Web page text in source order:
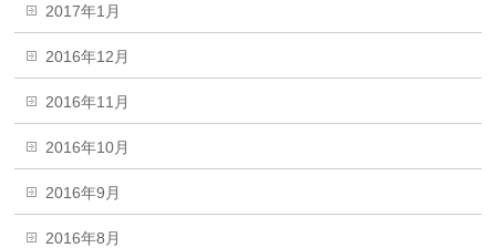
2017年1月
2016年12月
2016年11月
2016年10月
2016年9月
2016年8月